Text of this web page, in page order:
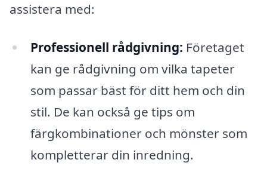
assistera med:
Professionell rådgivning: Företaget
kan ge rådgivning om vilka tapeter
som passar bäst för ditt hem och din
stil. De kan också ge tips om
färgkombinationer och mönster som
kompletterar din inredning.